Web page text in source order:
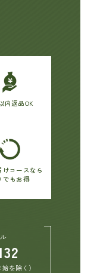
内返品OK
けコースなら
でもお得
を除く）